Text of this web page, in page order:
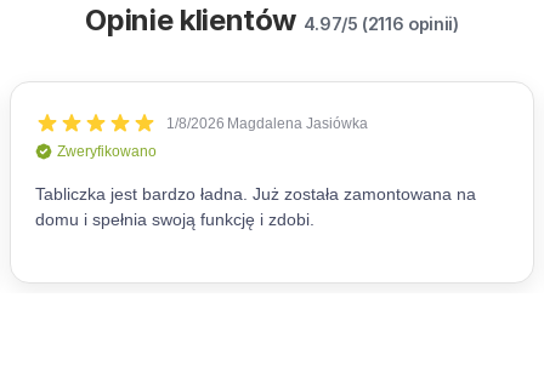
Opinie klientów 4.97/5 (2116 opinii)